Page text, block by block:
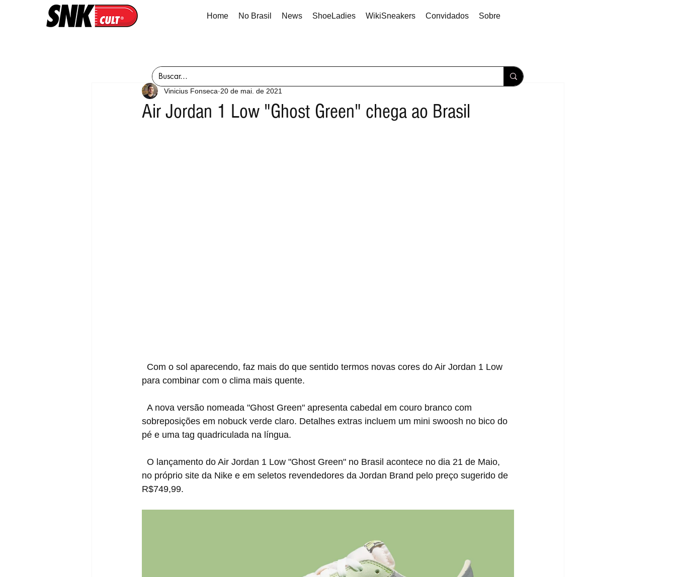
Home No Brasil News ShoeLadies WikiSneakers Convidados Sobre
Air Jordan 1 Low "Ghost Green" chega ao Brasil
Vinicius Fonseca 20 de mai. de 2021
para combinar com o clima mais quente.
sobreposições em nobuck verde claro. Detalhes extras incluem um mini swoosh no bico do
pé e uma tag quadriculada na língua.
no próprio site da Nike e em seletos revendedores da Jordan Brand pelo preço sugerido de
R$749,99.